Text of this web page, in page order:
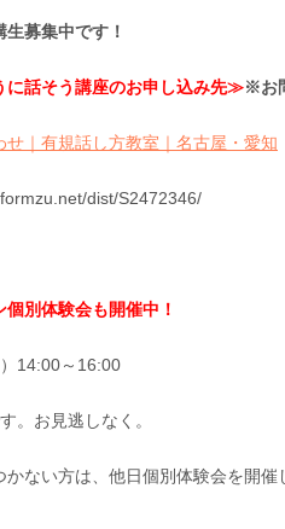
生募集中です！
に話そう講座のお申し込み先≫※お
せ｜有規話し方教室｜名古屋・愛知
dist/S2472346/
個別体験会も開催中！
14:00～16:00
。お見逃しなく。
かない方は、他日個別体験会を開催